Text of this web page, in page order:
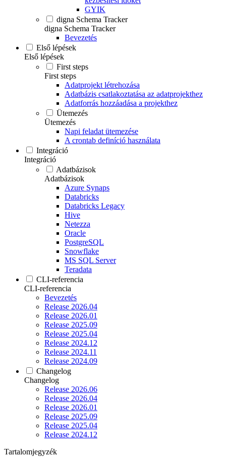
GYIK
digna Schema Tracker
digna Schema Tracker
Bevezetés
Első lépések
Első lépések
First steps
First steps
Adatprojekt létrehozása
Adatbázis csatlakoztatása az adatprojekthez
Adatforrás hozzáadása a projekthez
Ütemezés
Ütemezés
Napi feladat ütemezése
A crontab definíció használata
Integráció
Integráció
Adatbázisok
Adatbázisok
Azure Synaps
Databricks
Databricks Legacy
Hive
Netezza
Oracle
PostgreSQL
Snowflake
MS SQL Server
Teradata
CLI-referencia
CLI-referencia
Bevezetés
Release 2026.04
Release 2026.01
Release 2025.09
Release 2025.04
Release 2024.12
Release 2024.11
Release 2024.09
Changelog
Changelog
Release 2026.06
Release 2026.04
Release 2026.01
Release 2025.09
Release 2025.04
Release 2024.12
Tartalomjegyzék